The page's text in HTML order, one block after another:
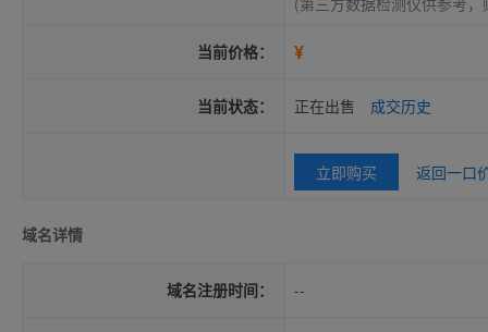
当前价格： ¥
当前状态： 正在出售 成交历史
立即购买 返回一口
域名详情
域名注册时间： --